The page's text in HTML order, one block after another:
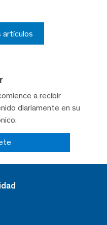
artículos
a recibir
diariamente en su